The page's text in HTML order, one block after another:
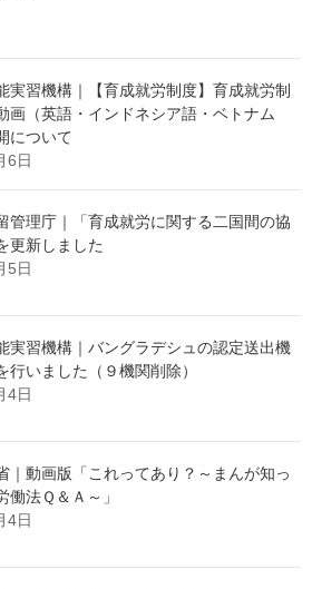
況」の届出状況まと
め
年10月末時点）
者数は約257万人、過去最多～
令和７年10月末時点の外国人雇用につ
度は、労働施策の総合的な推進並びに
業生活の充実等に関する法律に基づ
理の改善や再就職支援等を目的とし、
の雇入れ・離職時に、氏名、在留資
厚生労働大臣（ハローワーク）へ届け
す。
雇用される外国人労働者（特別永住
公用」の者を除く。）で、数値は事業
数であり、令和７年10月末時点の雇用
実習機構｜【育成就労制度】育成就労制
画（英語・インドネシア語・ベトナム
について
6日
管理庁｜「育成就労に関する二国間の協
更新しました
5日
実習機構｜バングラデシュの認定送出機
行いました（９機関削除）
4日
｜動画版「これってあり？～まんが知っ
働法Ｑ＆Ａ～」
4日